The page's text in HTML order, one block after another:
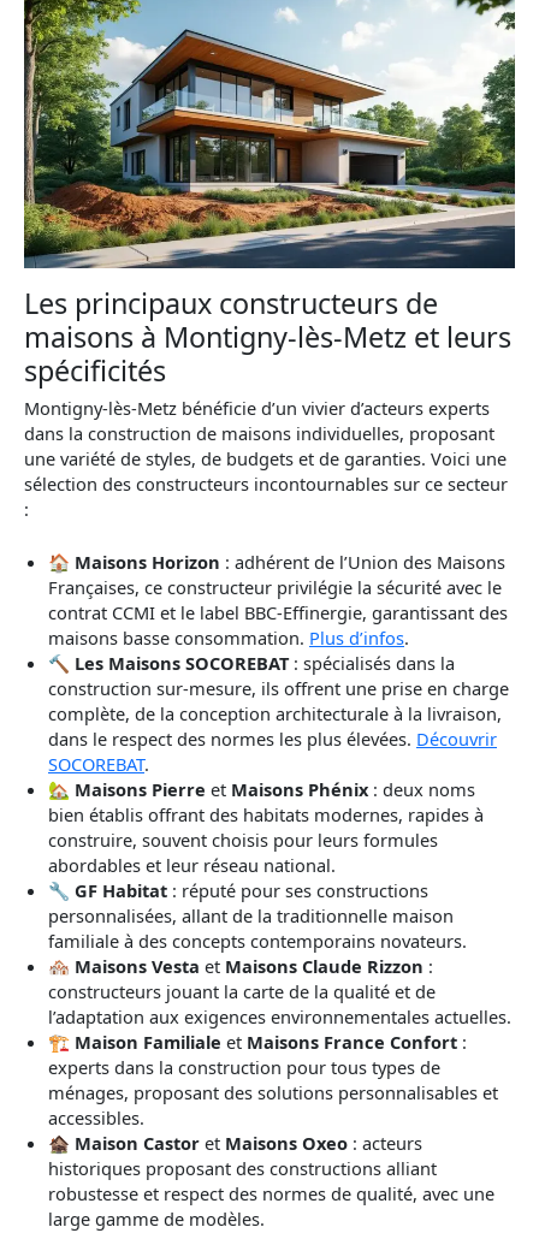
Les principaux constructeurs de
maisons à Montigny-lès-Metz et leurs
spécificités
Montigny-lès-Metz bénéficie d’un vivier d’acteurs experts
dans la construction de maisons individuelles, proposant
une variété de styles, de budgets et de garanties. Voici une
sélection des constructeurs incontournables sur ce secteur
:
🏠 Maisons Horizon : adhérent de l’Union des Maisons
Françaises, ce constructeur privilégie la sécurité avec le
contrat CCMI et le label BBC-Effinergie, garantissant des
maisons basse consommation. Plus d’infos.
🔨 Les Maisons SOCOREBAT: spécialisés dans la
construction sur-mesure, ils offrent une prise en charge
complète, de la conception architecturale à la livraison,
dans le respect des normes les plus élevées. Découvrir
SOCOREBAT.
🏡 Maisons Pierre et Maisons Phénix : deux noms
bien établis offrant des habitats modernes, rapides à
construire, souvent choisis pour leurs formules
abordables et leur réseau national.
🔧 GF Habitat : réputé pour ses constructions
personnalisées, allant de la traditionnelle maison
familiale à des concepts contemporains novateurs.
🏘 Maisons Vesta et Maisons Claude Rizzon :
constructeurs jouant la carte de la qualité et de
l’adaptation aux exigences environnementales actuelles.
🏗 Maison Familiale et Maisons France Confort :
experts dans la construction pour tous types de
ménages, proposant des solutions personnalisables et
accessibles.
🏚 Maison Castor et Maisons Oxeo : acteurs
historiques proposant des constructions alliant
robustesse et respect des normes de qualité, avec une
large gamme de modèles.